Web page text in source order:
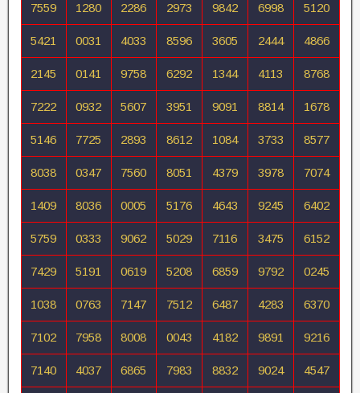
7559 1280 2286 2973 9842 6998 5120
5421 0031 4033 8596 3605 2444 4866
2145 0141 9758 6292 1344 4113 8768
7222 0932 5607 3951 9091 8814 1678
5146 7725 2893 8612 1084 3733 8577
8038 0347 7560 8051 4379 3978 7074
1409 8036 0005 5176 4643 9245 6402
5759 0333 9062 5029 7116 3475 6152
7429 5191 0619 5208 6859 9792 0245
1038 0763 7147 7512 6487 4283 6370
7102 7958 8008 0043 4182 9891 9216
7140 4037 6865 7983 8832 9024 4547